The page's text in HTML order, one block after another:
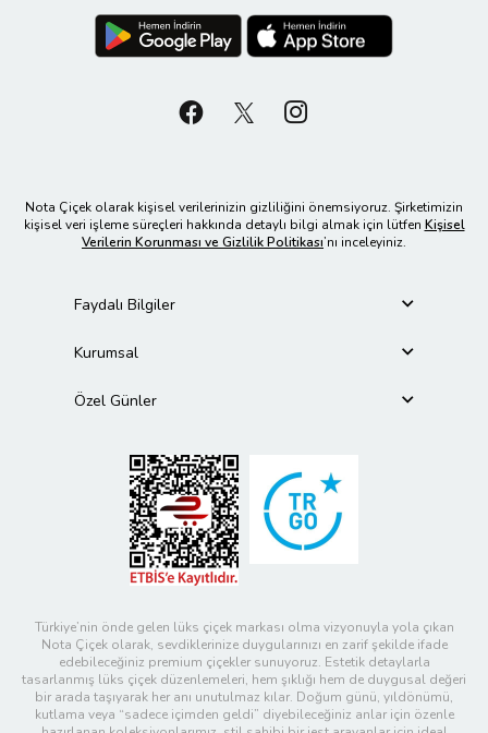
Nota Çiçek olarak kişisel verilerinizin gizliliğini önemsiyoruz. Şirketimizin
kişisel veri işleme süreçleri hakkında detaylı bilgi almak için lütfen Kişisel
Verilerin Korunması ve Gizlilik Politikası’nı inceleyiniz.
Faydalı Bilgiler
Kurumsal
Özel Günler
Türkiye’nin önde gelen lüks çiçek markası olma vizyonuyla yola çıkan
Nota Çiçek olarak, sevdiklerinize duygularınızı en zarif şekilde ifade
edebileceğiniz premium çiçekler sunuyoruz. Estetik detaylarla
tasarlanmış lüks çiçek düzenlemeleri, hem şıklığı hem de duygusal değeri
bir arada taşıyarak her anı unutulmaz kılar. Doğum günü, yıldönümü,
kutlama veya “sadece içimden geldi” diyebileceğiniz anlar için özenle